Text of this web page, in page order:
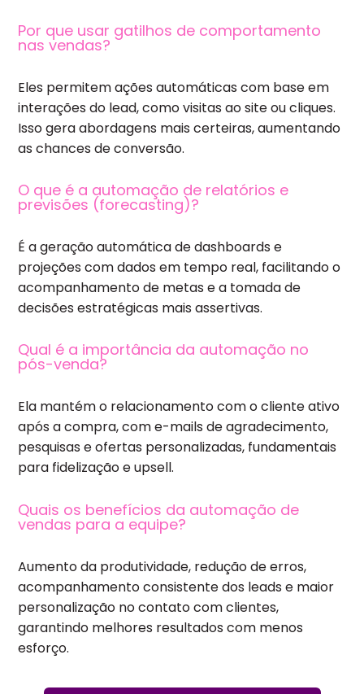
Por que usar gatilhos de comportamento
nas vendas?
Eles permitem ações automáticas com base em
interações do lead, como visitas ao site ou cliques.
Isso gera abordagens mais certeiras, aumentando
as chances de conversão.
O que é a automação de relatórios e
previsões (forecasting)?
É a geração automática de dashboards e
projeções com dados em tempo real, facilitando o
acompanhamento de metas e a tomada de
decisões estratégicas mais assertivas.
Qual é a importância da automação no
pós-venda?
Ela mantém o relacionamento com o cliente ativo
após a compra, com e-mails de agradecimento,
pesquisas e ofertas personalizadas, fundamentais
para fidelização e upsell.
Quais os benefícios da automação de
vendas para a equipe?
Aumento da produtividade, redução de erros,
acompanhamento consistente dos leads e maior
personalização no contato com clientes,
garantindo melhores resultados com menos
esforço.